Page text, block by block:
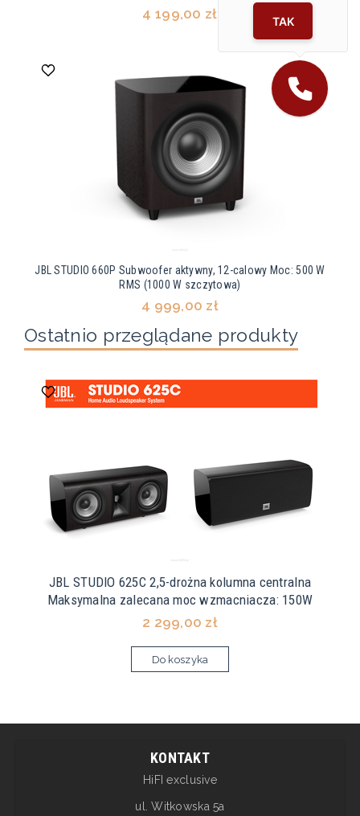
4 199,00 zł
JBL STUDIO 660P Subwoofer aktywny, 12-calowy Moc: 500 W
RMS (1000 W szczytowa)
4 999,00 zł
Ostatnio przeglądane produkty
JBL STUDIO 625C 2,5-drożna kolumna centralna
Maksymalna zalecana moc wzmacniacza: 150W
2 299,00 zł
Do koszyka
KONTAKT
HiFI exclusive
ul. Witkowska 5a
TAK